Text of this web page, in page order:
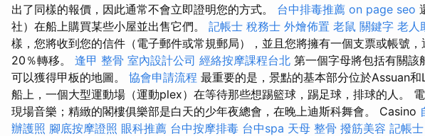
出了同樣的報價，因此通常不會立即證明您的方式。 台中排毒推薦 on page seo
社）在船上購買某些小屋並出售它們。 記帳士 稅務士 外燴佈置 老鼠 關鍵字 老人
樣，您將收到您的信件（電子郵件或常規郵局），並且您將擁有一個支票或帳號
20％轉移。 逢甲 整骨 室內設計公司 經絡按摩課程台北 第一個字母將包括有關該
可以獲得甲板的地圖。 協會申請流程 最重要的是，景點的基本部分位於Assuan
船上，一個大型運動場（運動plex）在等待那些想踢籃球，踢足球，排球的人。
現場音樂；精緻的閣樓俱樂部是白天的少年夜總會，在晚上迪斯科舞會。 Casino
辦護照 腳底按摩證照 眼科推薦 台中按摩排毒 台中spa 天母 整骨 撥筋美容 記帳士